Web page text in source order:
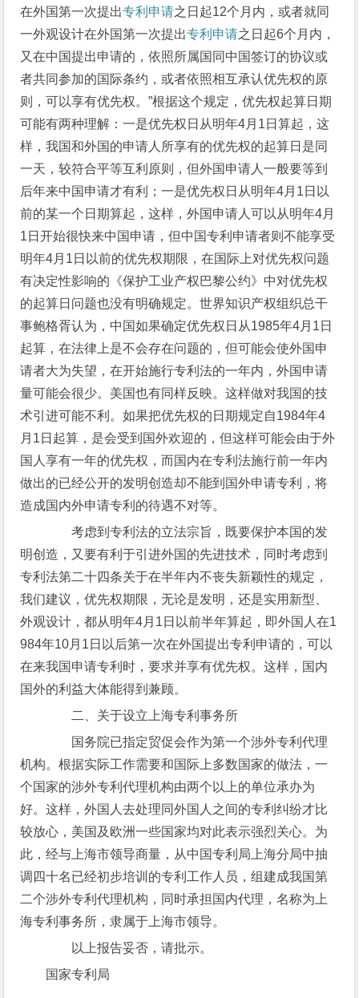
在外国第一次提出专利申请之日起12个月内，或者就同
一外观设计在外国第一次提出专利申请之日起6个月内，
又在中国提出申请的，依照所属国同中国签订的协议或
者共同参加的国际条约，或者依照相互承认优先权的原
则，可以享有优先权。”根据这个规定，优先权起算日期
可能有两种理解：一是优先权日从明年4月1日算起，这
样，我国和外国的申请人所享有的优先权的起算日是同
一天，较符合平等互利原则，但外国申请人一般要等到
后年来中国申请才有利；一是优先权日从明年4月1日以
前的某一个日期算起，这样，外国申请人可以从明年4月
1日开始很快来中国申请，但中国专利申请者则不能享受
明年4月1日以前的优先权期限，在国际上对优先权问题
有决定性影响的《保护工业产权巴黎公约》中对优先权
的起算日问题也没有明确规定。世界知识产权组织总干
事鲍格胥认为，中国如果确定优先权日从1985年4月1日
起算，在法律上是不会存在问题的，但可能会使外国申
请者大为失望，在开始施行专利法的一年内，外国申请
量可能会很少。美国也有同样反映。这样做对我国的技
术引进可能不利。如果把优先权的日期规定自1984年4
月1日起算，是会受到国外欢迎的，但这样可能会由于外
国人享有一年的优先权，而国内在专利法施行前一年内
做出的已经公开的发明创造却不能到国外申请专利，将
造成国内外申请专利的待遇不对等。
考虑到专利法的立法宗旨，既要保护本国的发
明创造，又要有利于引进外国的先进技术，同时考虑到
专利法第二十四条关于在半年内不丧失新颖性的规定，
我们建议，优先权期限，无论是发明，还是实用新型、
外观设计，都从明年4月1日以前半年算起，即外国人在1
984年10月1日以后第一次在外国提出专利申请的，可以
在来我国申请专利时，要求并享有优先权。这样，国内
国外的利益大体能得到兼顾。
二、关于设立上海专利事务所
国务院已指定贸促会作为第一个涉外专利代理
机构。根据实际工作需要和国际上多数国家的做法，一
个国家的涉外专利代理机构由两个以上的单位承办为
好。这样，外国人去处理同外国人之间的专利纠纷才比
较放心，美国及欧洲一些国家均对此表示强烈关心。为
此，经与上海市领导商量，从中国专利局上海分局中抽
调四十名已经初步培训的专利工作人员，组建成我国第
二个涉外专利代理机构，同时承担国内代理，名称为上
海专利事务所，隶属于上海市领导。
以上报告妥否，请批示。
国家专利局